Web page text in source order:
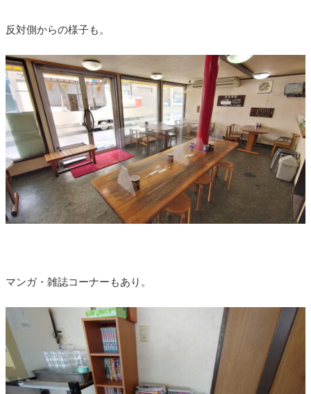
反対側からの様子も。
マンガ・雑誌コーナーもあり。